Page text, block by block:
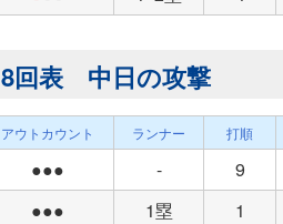
8回表 中日の攻撃
アウトカウント ランナー 打順
●●● - 9
●●●
1塁 1